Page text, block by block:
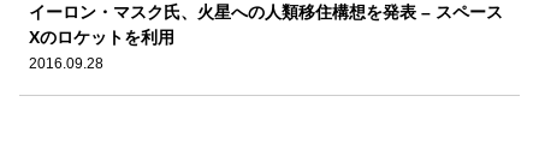
イーロン・マスク氏、火星への人類移住構想を発表 – スペース
Xのロケットを利用
2016.09.28